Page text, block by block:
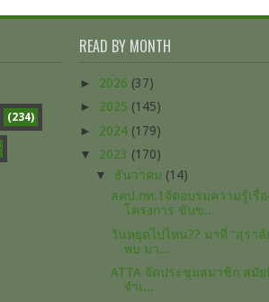
(234)
READ BY MONTH
► 2026 (37)
► 2025 (145)
► 2024 (179)
▼ 2023 (170)
▼ ธันวาคม (14)
สคป.กท.1จัดอบรมความรู้เรื่อ
โครงการ ขับข...
วันหยุดไปไหน?? มาที่ “สุราลั
พบ มา...
ATTA จัดประชุมสมาชิก สมัย
จําเ...